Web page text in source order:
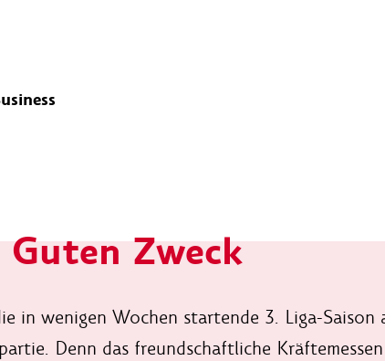
Zweck
in wenigen Wochen startende 3. Liga-
Denn das freundschaftliche